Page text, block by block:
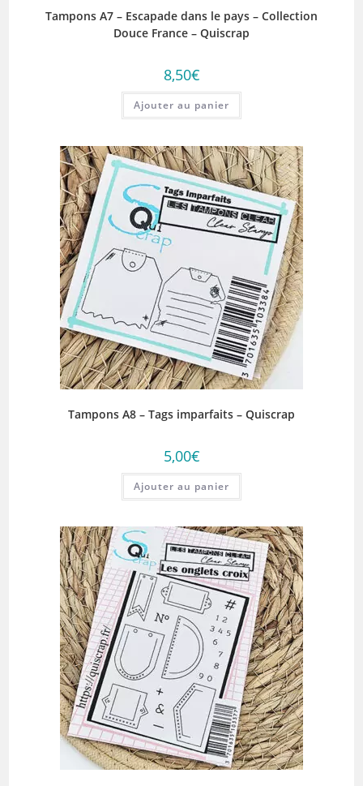
Tampons A7 – Escapade dans le pays – Collection
Douce France – Quiscrap
8,50€
Ajouter au panier
Tampons A8 – Tags imparfaits – Quiscrap
5,00€
Ajouter au panier